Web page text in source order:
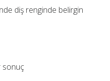
diş renginde belirgin
sonuç